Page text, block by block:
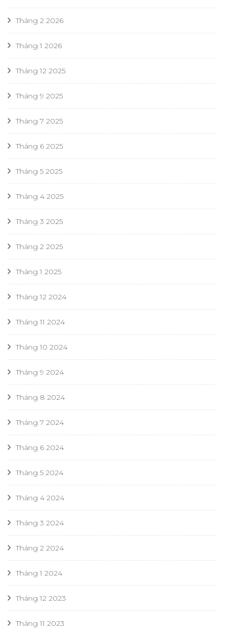
Tháng 2 2026
Tháng 1 2026
Tháng 12 2025
Tháng 9 2025
Tháng 7 2025
Tháng 6 2025
Tháng 5 2025
Tháng 4 2025
Tháng 3 2025
Tháng 2 2025
Tháng 1 2025
Tháng 12 2024
Tháng 11 2024
Tháng 10 2024
Tháng 9 2024
Tháng 8 2024
Tháng 7 2024
Tháng 6 2024
Tháng 5 2024
Tháng 4 2024
Tháng 3 2024
Tháng 2 2024
Tháng 1 2024
Tháng 12 2023
Tháng 11 2023